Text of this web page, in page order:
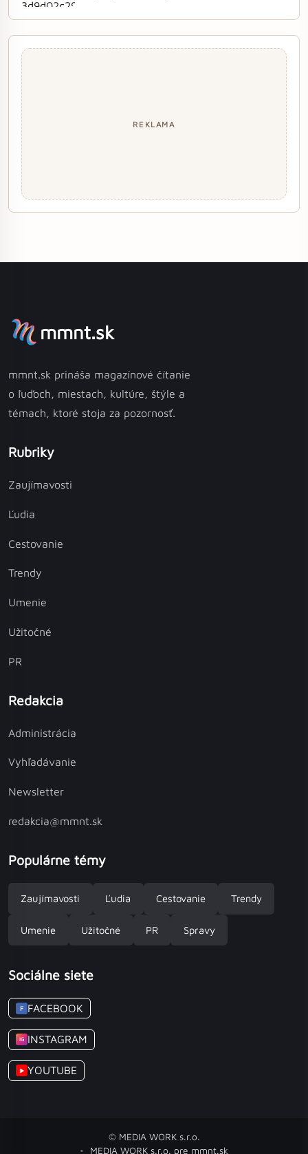
REKLAMA
mmnt.sk
mmnt.sk prináša magazínové čítanie
o ľuďoch, miestach, kultúre, štýle a
témach, ktoré stoja za pozornosť.
Rubriky
Zaujímavosti
Ľudia
Cestovanie
Trendy
Umenie
Užitočné
PR
Redakcia
Administrácia
Vyhľadávanie
Newsletter
redakcia@mmnt.sk
Populárne témy
Zaujímavosti Ľudia Cestovanie Trendy
Umenie Užitočné PR Spravy
Sociálne siete
F FACEBOOK
IG INSTAGRAM
▶ YOUTUBE
© MEDIA WORK s.r.o.
MEDIA WORK s.r.o. pre mmnt.sk